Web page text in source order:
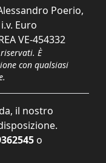
Poerio,
Euro
VE-454332
È
con qualsiasi
il nostro
o